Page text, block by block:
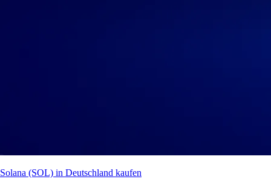
Solana (SOL) in Deutschland kaufen